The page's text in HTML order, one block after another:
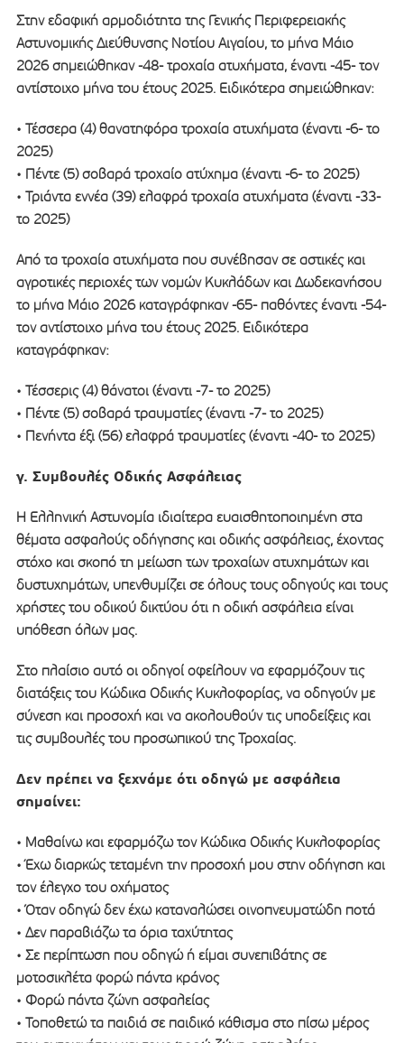
Στην εδαφική αρμοδιότητα της Γενικής Περιφερειακής
Αστυνομικής Διεύθυνσης Νοτίου Αιγαίου, το μήνα Μάιο
2026 σημειώθηκαν -48- τροχαία ατυχήματα, έναντι -45- τον
αντίστοιχο μήνα του έτους 2025. Ειδικότερα σημειώθηκαν:
• Τέσσερα (4) θανατηφόρα τροχαία ατυχήματα (έναντι -6- το
2025)
• Πέντε (5) σοβαρά τροχαίο ατύχημα (έναντι -6- το 2025)
• Τριάντα εννέα (39) ελαφρά τροχαία ατυχήματα (έναντι -33-
το 2025)
Από τα τροχαία ατυχήματα που συνέβησαν σε αστικές και
αγροτικές περιοχές των νομών Κυκλάδων και Δωδεκανήσου
το μήνα Μάιο 2026 καταγράφηκαν -65- παθόντες έναντι -54-
τον αντίστοιχο μήνα του έτους 2025. Ειδικότερα
καταγράφηκαν:
• Τέσσερις (4) θάνατοι (έναντι -7- το 2025)
• Πέντε (5) σοβαρά τραυματίες (έναντι -7- το 2025)
• Πενήντα έξι (56) ελαφρά τραυματίες (έναντι -40- το 2025)
γ. Συμβουλές Οδικής Ασφάλειας
Η Ελληνική Αστυνομία ιδιαίτερα ευαισθητοποιημένη στα
θέματα ασφαλούς οδήγησης και οδικής ασφάλειας, έχοντας
στόχο και σκοπό τη μείωση των τροχαίων ατυχημάτων και
δυστυχημάτων, υπενθυμίζει σε όλους τους οδηγούς και τους
χρήστες του οδικού δικτύου ότι η οδική ασφάλεια είναι
υπόθεση όλων μας.
Στο πλαίσιο αυτό οι οδηγοί οφείλουν να εφαρμόζουν τις
διατάξεις του Κώδικα Οδικής Κυκλοφορίας, να οδηγούν με
σύνεση και προσοχή και να ακολουθούν τις υποδείξεις και
τις συμβουλές του προσωπικού της Τροχαίας.
Δεν πρέπει να ξεχνάμε ότι οδηγώ με ασφάλεια
σημαίνει:
• Μαθαίνω και εφαρμόζω τον Κώδικα Οδικής Κυκλοφορίας
• Έχω διαρκώς τεταμένη την προσοχή μου στην οδήγηση και
τον έλεγχο του οχήματος
• Όταν οδηγώ δεν έχω καταναλώσει οινοπνευματώδη ποτά
• Δεν παραβιάζω τα όρια ταχύτητας
• Σε περίπτωση που οδηγώ ή είμαι συνεπιβάτης σε
μοτοσικλέτα φορώ πάντα κράνος
• Φορώ πάντα ζώνη ασφαλείας
• Τοποθετώ τα παιδιά σε παιδικό κάθισμα στο πίσω μέρος